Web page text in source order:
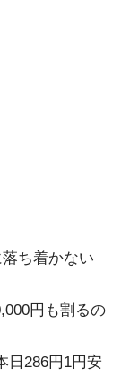
ち着かない
円も割るの
日286円1円安